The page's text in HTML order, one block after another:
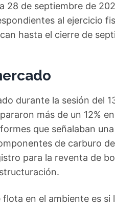
28 de septiembre de
al ejercicio
hasta el cierre de
durante la sesión del
más de un 12%
que señalaban
de carburo
para la reventa de
en el ambiente es